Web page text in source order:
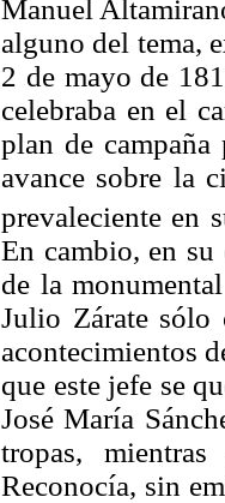
Manuel
alguno del tema,
2 de mayo de
celebraba en el
plan de
avance sobre la
prevaleciente en
En cambio, en
de la
Julio Zárate sólo
acontecimientos
que este jefe se
José María
tropas,
Reconocía, sin